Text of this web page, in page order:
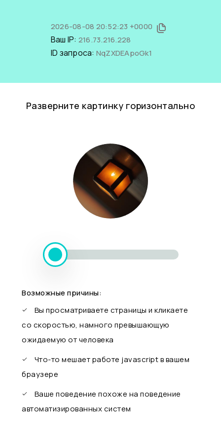
2026-08-08 20:52:23 +0000
Ваш IP: 216.73.216.228
ID запроса: NqZXDEApoGk1
Разверните картинку горизонтально
Возможные причины:
Вы просматриваете страницы и кликаете
со скоростью, намного превышающую
ожидаемую от человека
Что-то мешает работе javascript в вашем
браузере
Ваше поведение похоже на поведение
автоматизированных систем